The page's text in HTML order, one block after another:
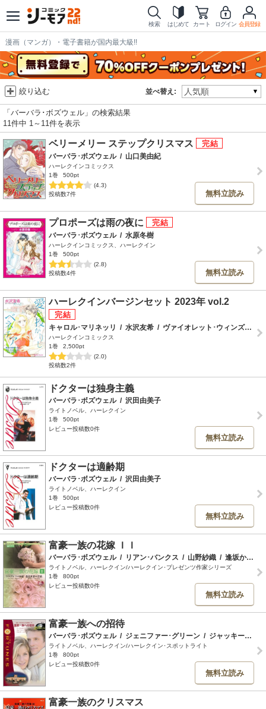
検索 はじめて カート ログイン 会員登録
漫画（マンガ）・電子書籍が国内最大級!!
並べ替え:
絞り込む
「バーバラ･ボズウェル」の検索結果
11件中 1～11件を表示
ベリーメリー ステップクリスマス
バーバラ･ボズウェル / 山口美由紀
ハーレクインコミックス
1巻
500pt
(4.3)
投稿数7件
無料立読み
プロポーズは雨の夜に
バーバラ･ボズウェル / 水原冬樹
ハーレクインコミックス、ハーレクイン
1巻
500pt
(2.8)
投稿数4件
無料立読み
ハーレクインバージンセット 2023年 vol.2
キャロル･マリネッリ / 水沢友希 / ヴァイオレット･ウィンズピア
ハーレクインコミックス
1巻
2,500pt
(2.0)
投稿数2件
ドクターは独身主義
バーバラ･ボズウェル / 沢田由美子
ライトノベル、ハーレクイン
1巻
500pt
レビュー投稿数0件
無料立読み
ドクターは適齢期
バーバラ･ボズウェル / 沢田由美子
ライトノベル、ハーレクイン
1巻
500pt
レビュー投稿数0件
無料立読み
富豪一族の花嫁 ＩＩ
バーバラ･ボズウェル / リアン･バンクス / 山野紗織 / 逢坂かおる
ライトノベル、ハーレクイン/ハーレクイン･プレゼンツ作家シリーズ
1巻
800pt
レビュー投稿数0件
無料立読み
富豪一族への招待
バーバラ･ボズウェル / ジェニファー･グリーン / ジャッキー･メリット
ライトノベル、ハーレクイン/ハーレクイン･スポットライト
1巻
800pt
レビュー投稿数0件
無料立読み
富豪一族のクリスマス